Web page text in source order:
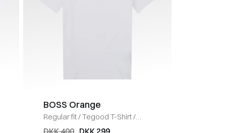
BOSS Orange
Regular fit/Tegood T-Shirt/
HVID
DKK 400 DKK 299